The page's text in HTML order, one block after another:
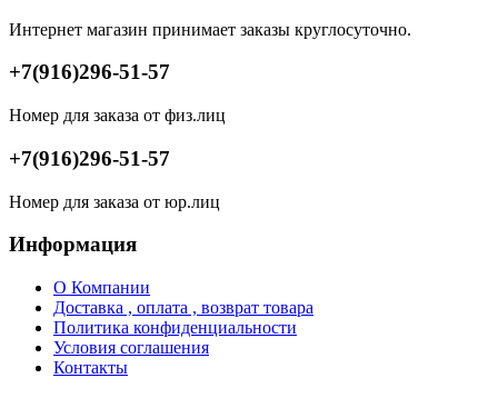
Интернет магазин принимает заказы круглосуточно.
+7(916)296-51-57
Номер для заказа от физ.лиц
+7(916)296-51-57
Номер для заказа от юр.лиц
Информация
О Компании
Доставка , оплата , возврат товара
Политика конфиденциальности
Условия соглашения
Контакты